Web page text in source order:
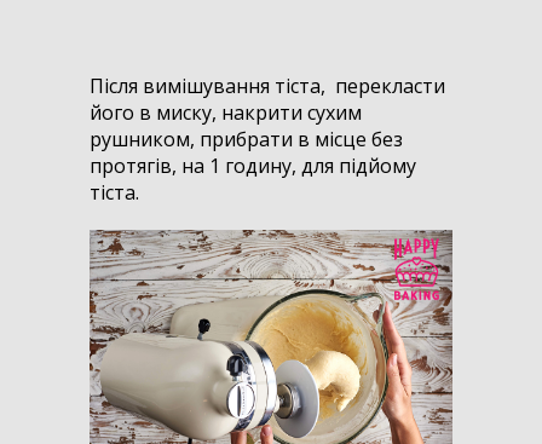
Після вимішування тіста, перекласти
його в миску, накрити сухим
рушником, прибрати в місце без
протягів, на 1 годину, для підйому
тіста.